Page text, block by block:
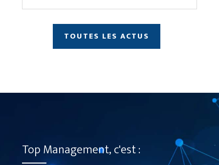
TOUTES LES ACTUS
Top Management, c'est :